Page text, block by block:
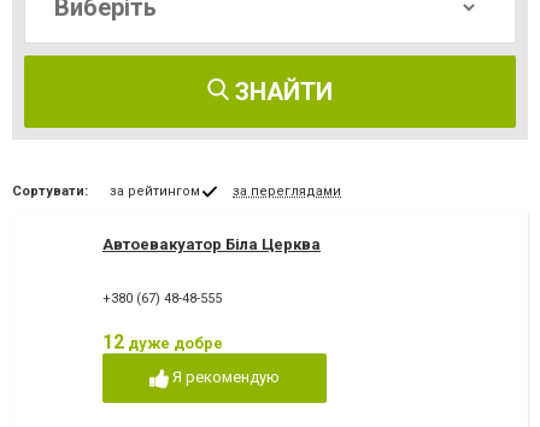
ЗНАЙТИ
Сортувати: за рейтингом за переглядами
Автоевакуатор Біла Церква
+380 (67) 48-48-555
12 дуже добре
Я рекомендую